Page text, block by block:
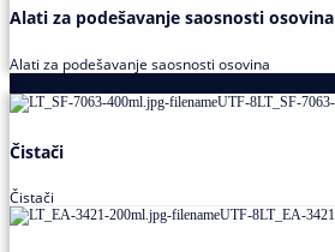
Alati za podešavanje saosnosti osovina
Alati za podešavanje saosnosti osovina
Čistači
Čistači